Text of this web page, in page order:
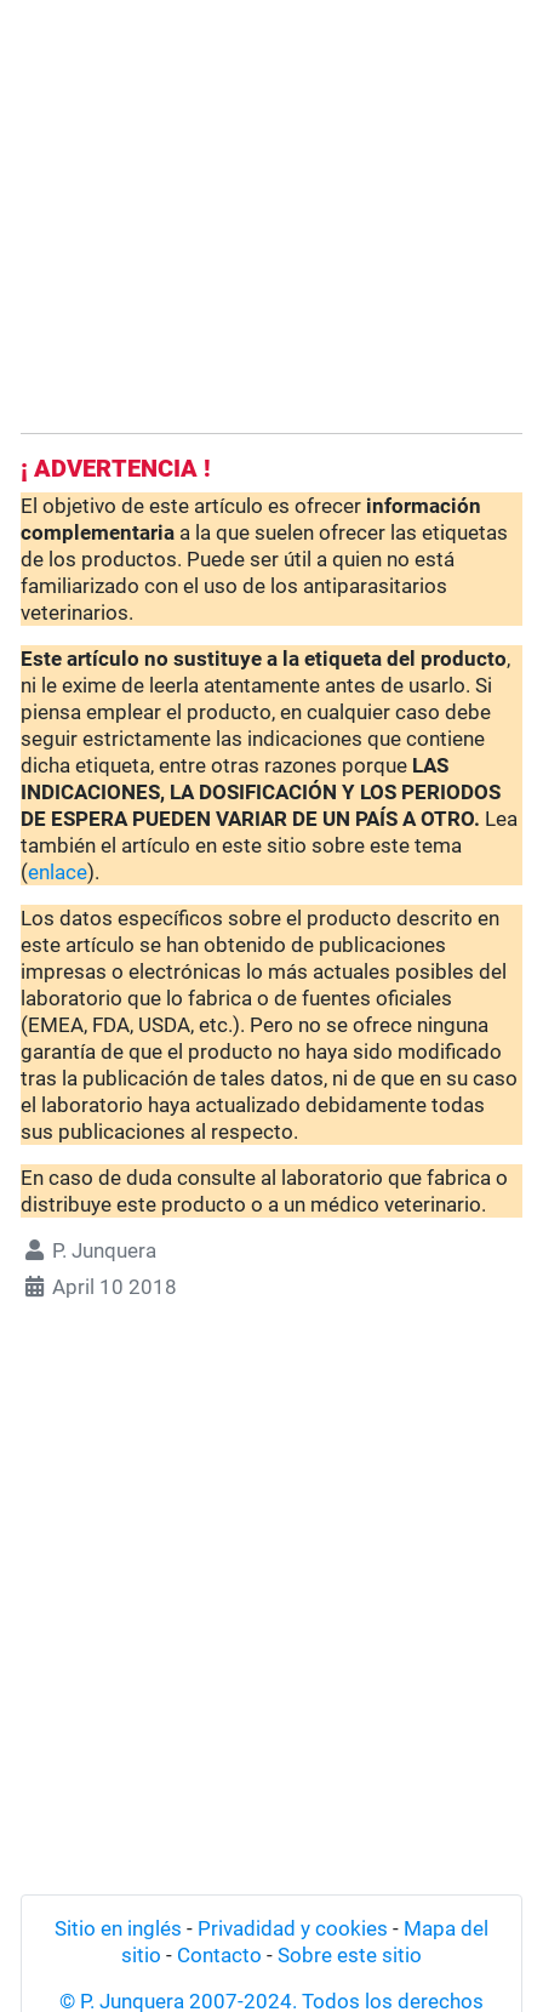
¡ ADVERTENCIA !
El objetivo de este artículo es ofrecer información
complementaria a la que suelen ofrecer las etiquetas
de los productos. Puede ser útil a quien no está
familiarizado con el uso de los antiparasitarios
veterinarios.
Este artículo no sustituye a la etiqueta del producto,
ni le exime de leerla atentamente antes de usarlo. Si
piensa emplear el producto, en cualquier caso debe
seguir estrictamente las indicaciones que contiene
dicha etiqueta, entre otras razones porque LAS
INDICACIONES, LA DOSIFICACIÓN Y LOS PERIODOS
DE ESPERA PUEDEN VARIAR DE UN PAÍS A OTRO. Lea
también el artículo en este sitio sobre este tema
(enlace).
Los datos específicos sobre el producto descrito en
este artículo se han obtenido de publicaciones
impresas o electrónicas lo más actuales posibles del
laboratorio que lo fabrica o de fuentes oficiales
(EMEA, FDA, USDA, etc.). Pero no se ofrece ninguna
garantía de que el producto no haya sido modificado
tras la publicación de tales datos, ni de que en su caso
el laboratorio haya actualizado debidamente todas
sus publicaciones al respecto.
En caso de duda consulte al laboratorio que fabrica o
distribuye este producto o a un médico veterinario.
P. Junquera
April 10 2018
Sitio en inglés - Privadidad y cookies - Mapa del
sitio - Contacto - Sobre este sitio
© P. Junquera 2007-2024. Todos los derechos